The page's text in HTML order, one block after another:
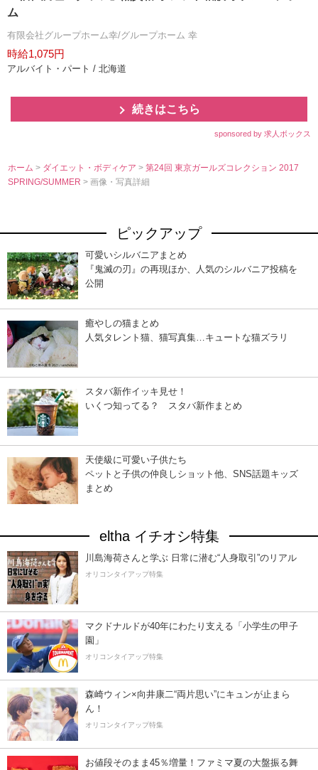
ム
有限会社グループホーム幸/グループホーム 幸
時給1,075円
アルバイト・パート / 北海道
続きはこちら
sponsored by 求人ボックス
ホーム > ダイエット・ボディケア>第24回 東京ガールズコレクション 2017
SPRING/SUMMER> 画像・写真詳細
ピックアップ
可愛いシルバニアまとめ
『鬼滅の刃』の再現ほか、人気のシルバニア投稿を
公開
癒やしの猫まとめ
人気タレント猫、猫写真集…キュートな猫ズラリ
スタバ新作イッキ見せ！
いくつ知ってる？ スタバ新作まとめ
天使級に可愛い子供たち
ペットと子供の仲良しショット他、SNS話題キッズ
まとめ
eltha イチオシ特集
川島海荷さんと学ぶ 日常に潜む“人身取引”のリアル
オリコンタイアップ特集
マクドナルドが40年にわたり支える「小学生の甲子
園」
オリコンタイアップ特集
森崎ウィン×向井康二“両片思い”にキュンが止まら
ん！
オリコンタイアップ特集
お値段そのまま45％増量！ファミマ夏の大盤振る舞